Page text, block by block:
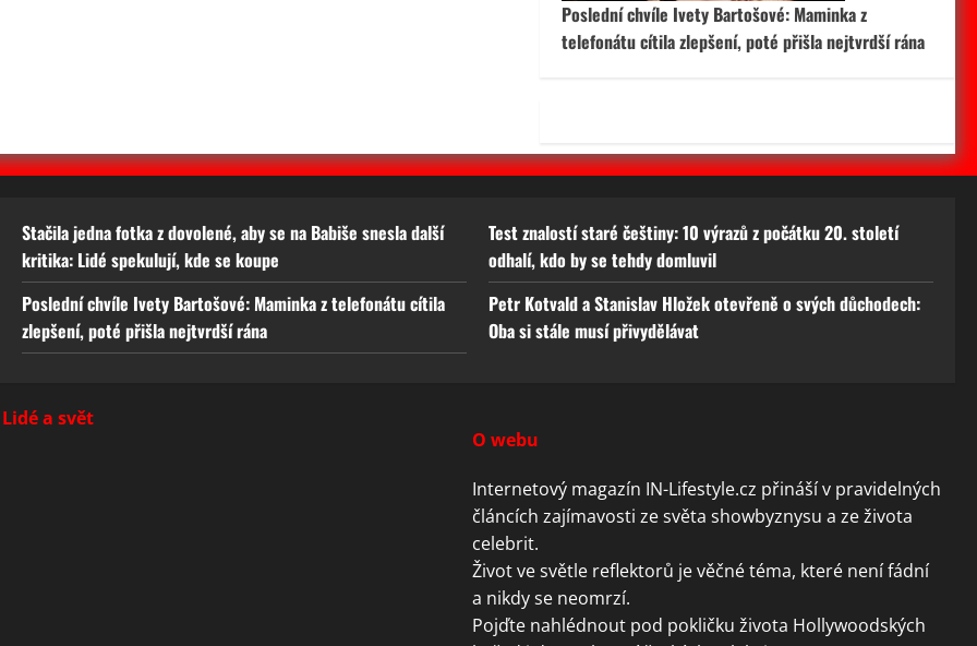
Poslední chvíle Ivety Bartošové: Maminka z
telefonátu cítila zlepšení, poté přišla nejtvrdší rána
Stačila jedna fotka z dovolené, aby se na Babiše snesla další
kritika: Lidé spekulují, kde se koupe
Test znalostí staré češtiny: 10 výrazů z počátku 20. století
odhalí, kdo by se tehdy domluvil
Poslední chvíle Ivety Bartošové: Maminka z telefonátu cítila
zlepšení, poté přišla nejtvrdší rána
Petr Kotvald a Stanislav Hložek otevřeně o svých důchodech:
Oba si stále musí přivydělávat
Lidé a svět
O webu
Internetový magazín IN-Lifestyle.cz přináší v pravidelných
článcích zajímavosti ze světa showbyznysu a ze života
celebrit.
Život ve světle reflektorů je věčné téma, které není fádní
a nikdy se neomrzí.
Pojďte nahlédnout pod pokličku života Hollywoodských